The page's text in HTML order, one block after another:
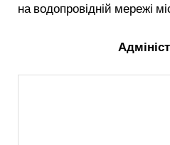
на водопровідній мережі